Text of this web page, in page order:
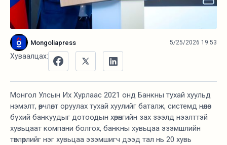
Mongoliapress 5/25/2026 19:53
Хуваалцах:
Монгол Улсын Их Хурлаас 2021 онд Банкны тухай хуульд
нэмэлт, өөрчлөлт оруулах тухай хуулийг баталж, системд нөлөө
бүхий банкуудыг дотоодын хөрөнгийн зах зээлд нээлттэй
хувьцаат компани болгох, банкны хувьцаа эзэмшлийн
төвлөрлийг нэг хувьцаа эзэмшигч дээд тал нь 20 хувь